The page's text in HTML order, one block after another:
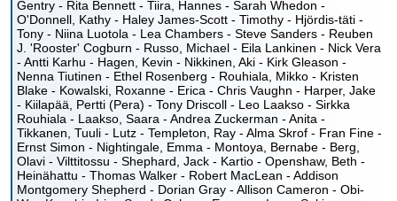
Gentry - Rita Bennett - Tiira, Hannes - Sarah Whedon -
O'Donnell, Kathy - Haley James-Scott - Timothy - Hjördis-täti -
Tony - Niina Luotola - Lea Chambers - Steve Sanders - Reuben
J. 'Rooster' Cogburn - Russo, Michael - Eila Lankinen - Nick Vera
- Antti Karhu - Hagen, Kevin - Nikkinen, Aki - Kirk Gleason -
Nenna Tiutinen - Ethel Rosenberg - Rouhiala, Mikko - Kristen
Blake - Kowalski, Roxanne - Erica - Chris Vaughn - Harper, Jake
- Kiilapää, Pertti (Pera) - Tony Driscoll - Leo Laakso - Sirkka
Rouhiala - Laakso, Saara - Andrea Zuckerman - Anita -
Tikkanen, Tuuli - Lutz - Templeton, Ray - Alma Skrof - Fran Fine -
Ernst Simon - Nightingale, Emma - Montoya, Bernabe - Berg,
Olavi - Vilttitossu - Shephard, Jack - Kartio - Openshaw, Beth -
Heinähattu - Thomas Walker - Robert MacLean - Addison
Montgomery Shepherd - Dorian Gray - Allison Cameron - Obi-